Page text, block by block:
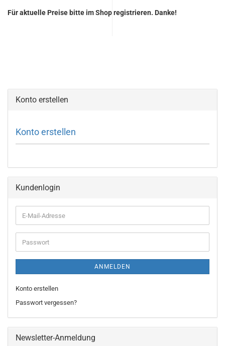
Für aktuelle Preise bitte im Shop registrieren. Danke!
Konto erstellen
Konto erstellen
Kundenlogin
E-
Mail-
Adresse
Passwort
ANMELDEN
Konto erstellen
Passwort vergessen?
Newsletter-Anmeldung